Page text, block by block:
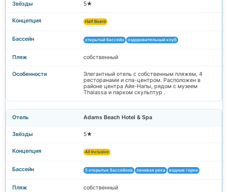
5★
Half Board
открытый бассейн оздоровительный клуб
собственный
Элегантный отель с собственным пляжем, 4
ресторанами и спа-центром. Расположен в
районе центра Айя-Напы, рядом с музеем
Thalassa и парком скульптур .
Adams Beach Hotel & Spa
5★
All Inclusive
5 открытых бассейнов ленивая река водные горки
собственный